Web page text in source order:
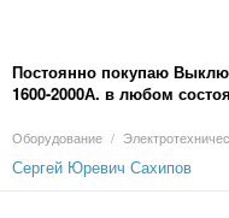
Постоянно покупаю
1600-2000А. в любом
2000А. ВА5343 стац.,
выдвижной, ручной
электропривод 1600А. 2000А.
Оборудование /
Сергей Юревич Сахипов